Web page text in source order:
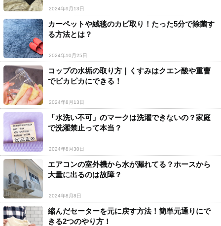
2024年9月13日
カーペットや絨毯のカビ取り！たった5分で除菌す
る方法とは？
2024年10月25日
コップの水垢の取り方｜くすみはクエン酸や重曹
でピカピカにできる！
2024年8月13日
「水洗い不可」のマークは洗濯できないの？家庭
で洗濯禁止って本当？
2024年8月30日
エアコンの室外機から水が漏れてる？ホースから
大量に出るのは故障？
2024年8月8日
縮んだセーターを元に戻す方法！簡単元通りにで
きる2つのやり方！